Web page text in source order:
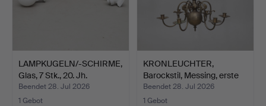
LAMPKUGELN/-SCHIRME,
Glas, 7 Stk., 20. Jh.
Beendet 28. Jul 2026
1 Gebot
KRONLEUCHTER,
Barockstil, Messing, erste
H…
Beendet 28. Jul 2026
1 Gebot